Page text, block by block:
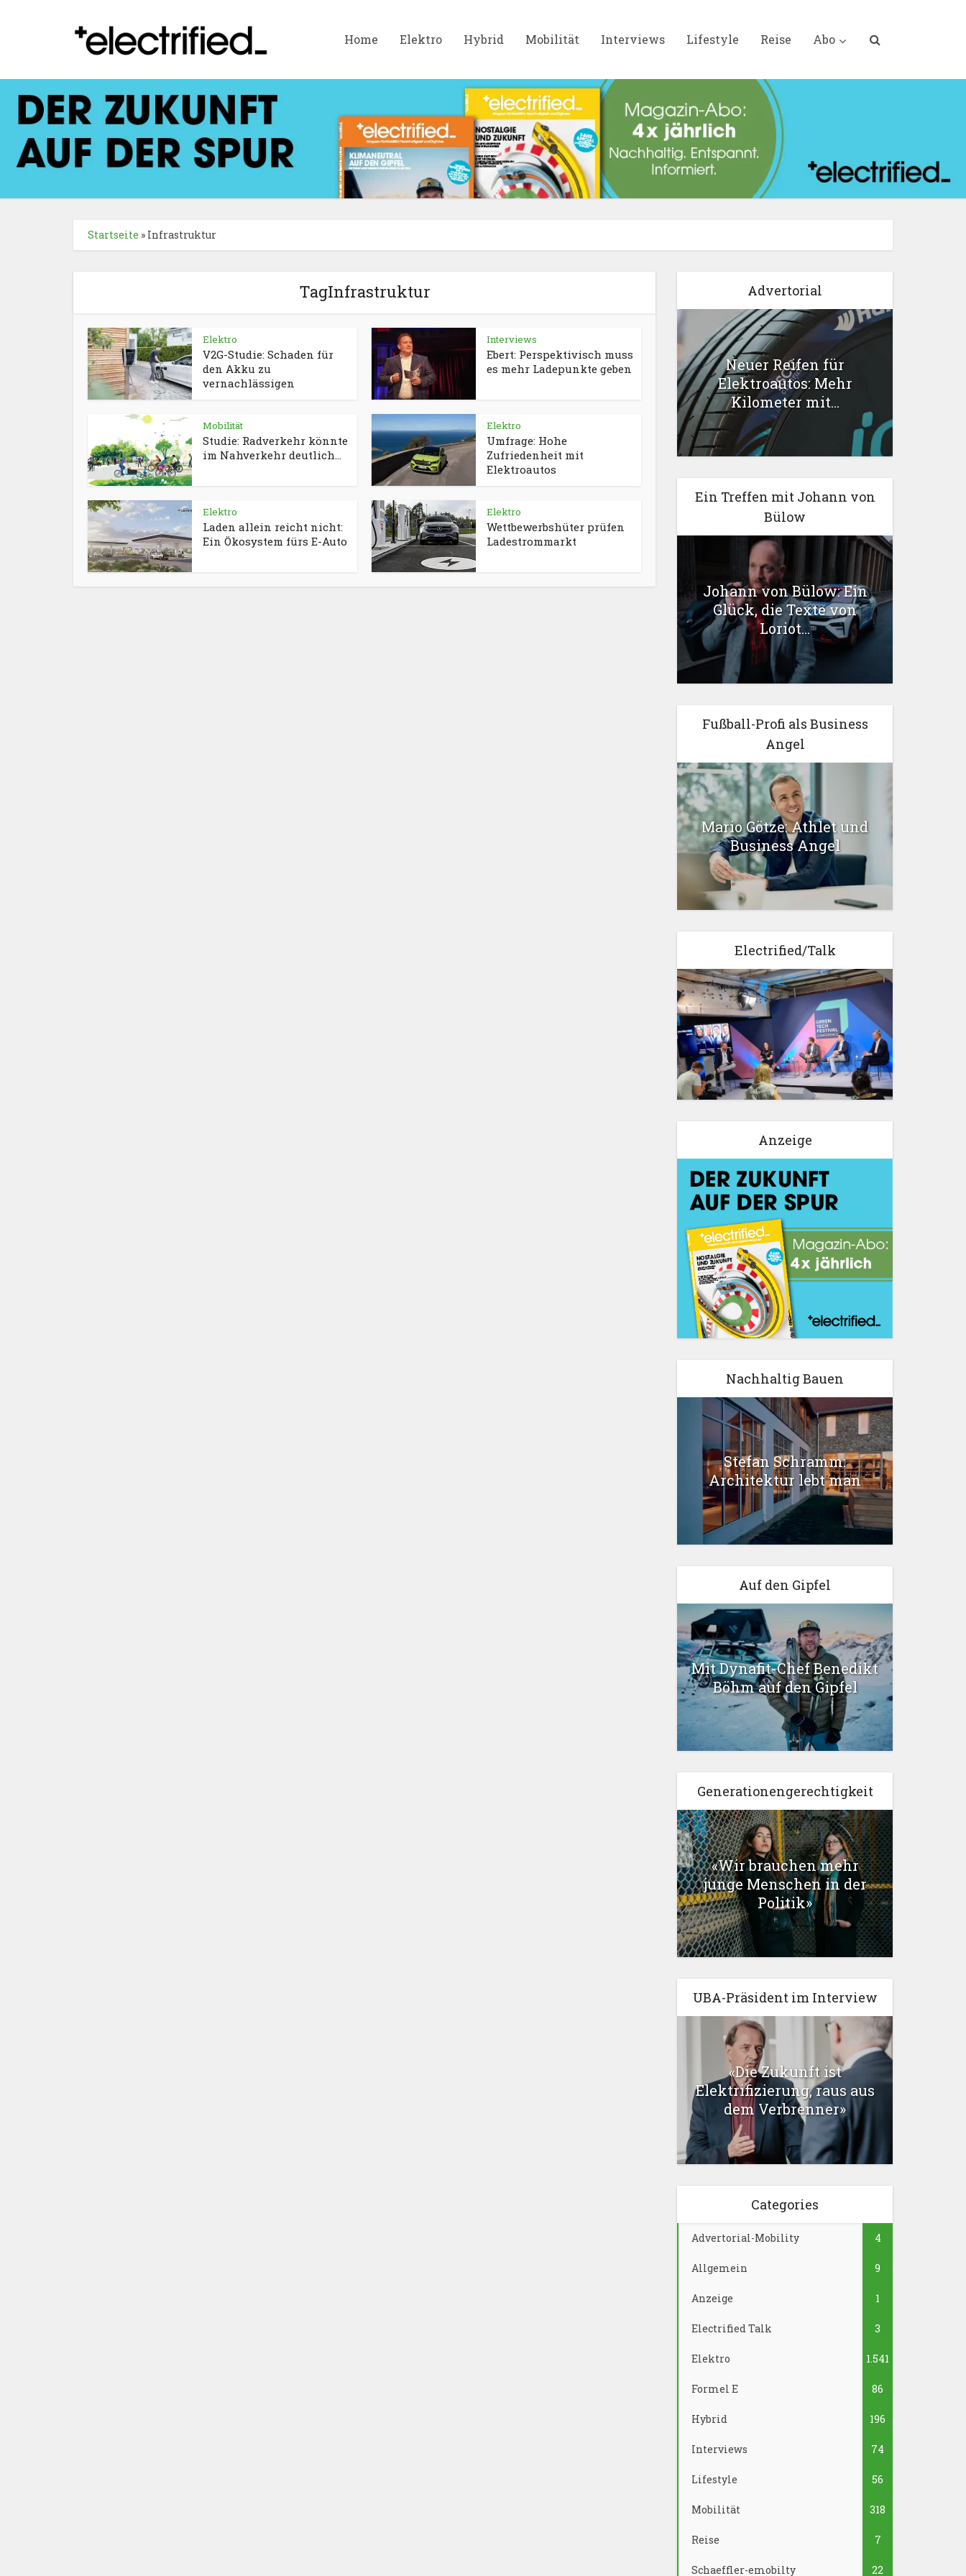
Home Elektro Hybrid Mobilität Interviews Lifestyle Reise Abo
Startseite » Infrastruktur
TagInfrastruktur
Elektro
V2G-Studie: Schaden für
den Akku zu
vernachlässigen
Interviews
Ebert: Perspektivisch muss
es mehr Ladepunkte geben
Mobilität
Studie: Radverkehr könnte
im Nahverkehr deutlich...
Elektro
Umfrage: Hohe
Zufriedenheit mit
Elektroautos
Elektro
Laden allein reicht nicht:
Ein Ökosystem fürs E-Auto
Elektro
Wettbewerbshüter prüfen
Ladestrommarkt
Advertorial
Neuer Reifen für
Elektroautos: Mehr
Kilometer mit...
Ein Treffen mit Johann von
Bülow
Johann von Bülow: Ein
Glück, die Texte von
Loriot...
Fußball-Profi als Business
Angel
Mario Götze: Athlet und
Business Angel
Electrified/Talk
Anzeige
Nachhaltig Bauen
Stefan Schramm:
Architektur lebt man
Auf den Gipfel
Mit Dynafit-Chef Benedikt
Böhm auf den Gipfel
Generationengerechtigkeit
«Wir brauchen mehr
junge Menschen in der
Politik»
UBA-Präsident im Interview
«Die Zukunft ist
Elektrifizierung, raus aus
dem Verbrenner»
Categories
Advertorial-Mobility 4
Allgemein 9
Anzeige 1
Electrified Talk 3
Elektro 1.541
Formel E 86
Hybrid 196
Interviews 74
Lifestyle 56
Mobilität 318
Reise 7
Schaeffler-emobilty 22